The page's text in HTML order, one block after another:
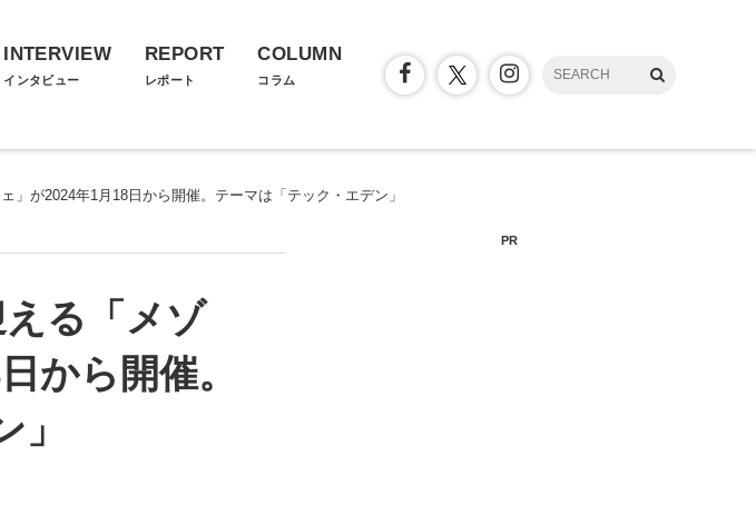
INTERVIEW
インタビュー
REPORT
レポート
COLUMN
コラム
が2024年1月18日から開催。テーマは「テック・エデン」
る「メゾ
から開催。
PR